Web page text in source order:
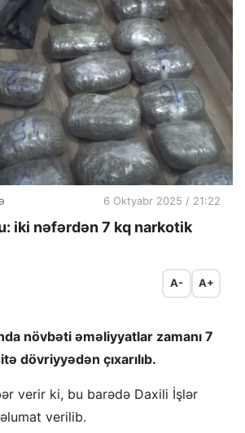
6 Oktyabr 2025 / 21:22
iki nəfərdən 7 kq narkotik
A- A+
növbəti əməliyyatlar zamanı 7
dövriyyədən çıxarılıb.
verir ki, bu barədə Daxili İşlər
verilib.